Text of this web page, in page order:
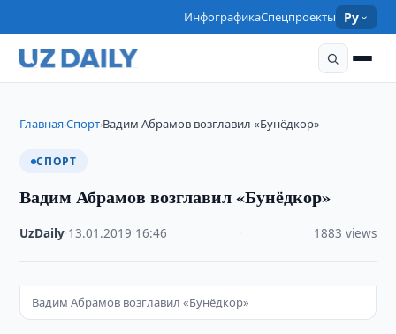
ИнфографикаСпецпроекты Ру
Главная›Спорт›Вадим Абрамов возглавил «Бунёдкор»
СПОРТ
Вадим Абрамов возглавил «Бунёдкор»
UzDaily 13.01.2019 16:46 1883 views
Вадим Абрамов возглавил «Бунёдкор»